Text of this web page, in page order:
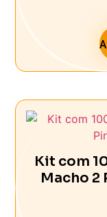
Kit com
Macho 2